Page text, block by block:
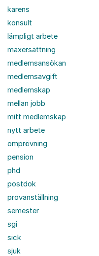
karens
konsult
lämpligt arbete
maxersättning
medlemsansökan
medlemsavgift
medlemskap
mellan jobb
mitt medlemskap
nytt arbete
omprövning
pension
phd
postdok
provanställning
semester
sgi
sick
sjuk